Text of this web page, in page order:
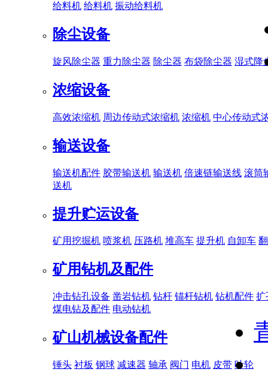
给料机 给料机 振动给料机
除尘设备
旋风除尘器 重力除尘器 除尘器 布袋除尘器 湿式降
浓缩设备
高效浓缩机 周边传动式浓缩机 浓缩机 中心传动式
输送设备
输送机配件 胶带输送机 输送机 倍速链输送线 滚筒
送机
提升贮运设备
矿用挖掘机 喷浆机 压路机 堆高车 提升机 自卸车
矿用钻机及配件
冲击钻孔设备 凿岩钻机 钻杆 锚杆钻机 钻机配件 扩
煤电钻及配件 电动钻机
矿山机械设备配件
锤头 衬板 钢球 减速器 轴承 阀门 电机 皮带 叶轮